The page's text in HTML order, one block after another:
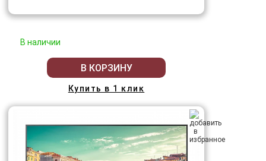
В наличии
В КОРЗИНУ
Купить в 1 клик